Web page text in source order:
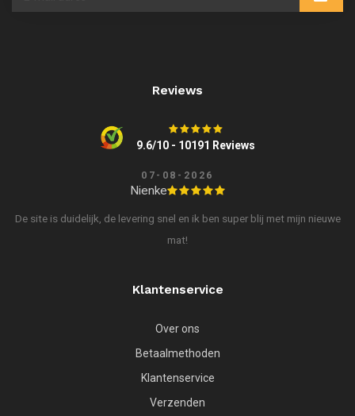
Reviews
9.6/10 - 10191 Reviews
07-08-2026
Nienke
De site is duidelijk, de levering snel en ik ben super blij met mijn nieuwe
mat!
Klantenservice
Over ons
Betaalmethoden
Klantenservice
Verzenden